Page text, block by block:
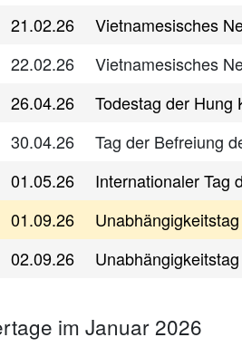
21.02.26 Vietnamesisches
22.02.26 Vietnamesisches
26.04.26 Todestag der Hung
30.04.26 Tag der Befreiung
01.05.26 Internationaler Tag
01.09.26 Unabhängigkeitstag
02.09.26 Unabhängigkeitstag
im Januar 2026